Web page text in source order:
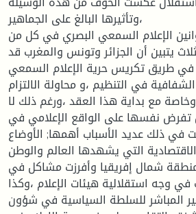
وتأثيرها البالغ على الجماهير،
الإعلام السمعي البصري في كل من
يتبين أن الجزائر وتونس والمغرب قد
طريق تكريس حرية الإعلام السمعي
في التنظيم ،و محاولة الالتزام
وخاصة مع بداية هذا العقد ،ورغم ذلك لا
نفسها على الواقع الإعلامي في
في ذلك عديد الأسباب أهمها; الأوضاع
التي يشهدها العالم والوطن
منطقة شمال إفريقيا وأفرزت مشاكل في
في وجه استقلالية هيئات الإعلام ،وكذا
المباشر للسلطة السياسية في شؤون